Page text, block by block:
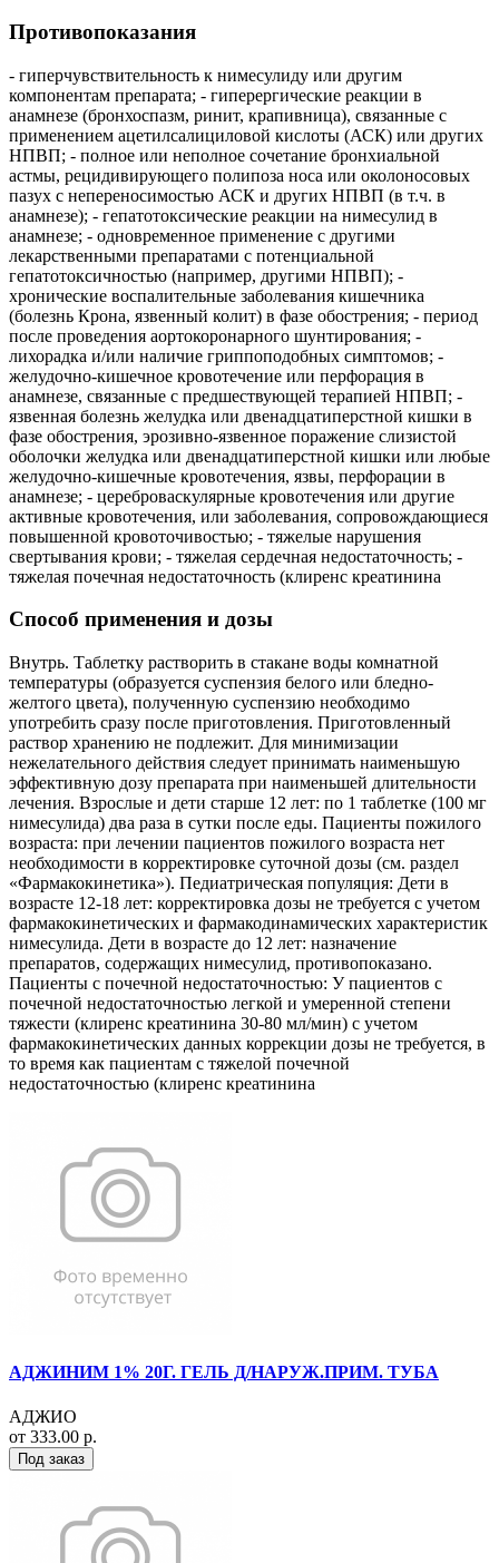
Противопоказания
- гиперчувствительность к нимесулиду или другим
компонентам препарата; - гиперергические реакции в
анамнезе (бронхоспазм, ринит, крапивница), связанные с
применением ацетилсалициловой кислоты (АСК) или других
НПВП; - полное или неполное сочетание бронхиальной
астмы, рецидивирующего полипоза носа или околоносовых
пазух с непереносимостью АСК и других НПВП (в т.ч. в
анамнезе); - гепатотоксические реакции на нимесулид в
анамнезе; - одновременное применение с другими
лекарственными препаратами с потенциальной
гепатотоксичностью (например, другими НПВП); -
хронические воспалительные заболевания кишечника
(болезнь Крона, язвенный колит) в фазе обострения; - период
после проведения аортокоронарного шунтирования; -
лихорадка и/или наличие гриппоподобных симптомов; -
желудочно-кишечное кровотечение или перфорация в
анамнезе, связанные с предшествующей терапией НПВП; -
язвенная болезнь желудка или двенадцатиперстной кишки в
фазе обострения, эрозивно-язвенное поражение слизистой
оболочки желудка или двенадцатиперстной кишки или любые
желудочно-кишечные кровотечения, язвы, перфорации в
анамнезе; - цереброваскулярные кровотечения или другие
активные кровотечения, или заболевания, сопровождающиеся
повышенной кровоточивостью; - тяжелые нарушения
свертывания крови; - тяжелая сердечная недостаточность; -
тяжелая почечная недостаточность (клиренс креатинина
Способ применения и дозы
Внутрь. Таблетку растворить в стакане воды комнатной
температуры (образуется суспензия белого или бледно-
желтого цвета), полученную суспензию необходимо
употребить сразу после приготовления. Приготовленный
раствор хранению не подлежит. Для минимизации
нежелательного действия следует принимать наименьшую
эффективную дозу препарата при наименьшей длительности
лечения. Взрослые и дети старше 12 лет: по 1 таблетке (100 мг
нимесулида) два раза в сутки после еды. Пациенты пожилого
возраста: при лечении пациентов пожилого возраста нет
необходимости в корректировке суточной дозы (см. раздел
«Фармакокинетика»). Педиатрическая популяция: Дети в
возрасте 12-18 лет: корректировка дозы не требуется с учетом
фармакокинетических и фармакодинамических характеристик
нимесулида. Дети в возрасте до 12 лет: назначение
препаратов, содержащих нимесулид, противопоказано.
Пациенты с почечной недостаточностью: У пациентов с
почечной недостаточностью легкой и умеренной степени
тяжести (клиренс креатинина 30-80 мл/мин) с учетом
фармакокинетических данных коррекции дозы не требуется, в
то время как пациентам с тяжелой почечной
недостаточностью (клиренс креатинина
АДЖИНИМ 1% 20Г. ГЕЛЬ Д/НАРУЖ.ПРИМ. ТУБА
АДЖИО
от 333.00 р.
Под заказ